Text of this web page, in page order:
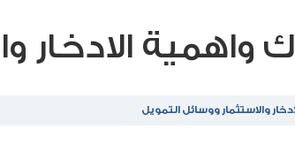
الادخار
والاستثمار ووسائل التمويل